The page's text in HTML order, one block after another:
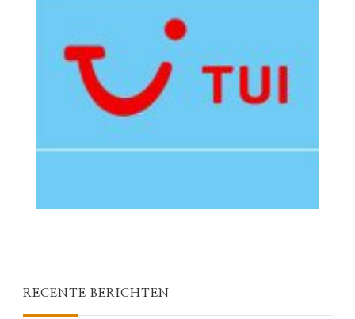
RECENTE BERICHTEN